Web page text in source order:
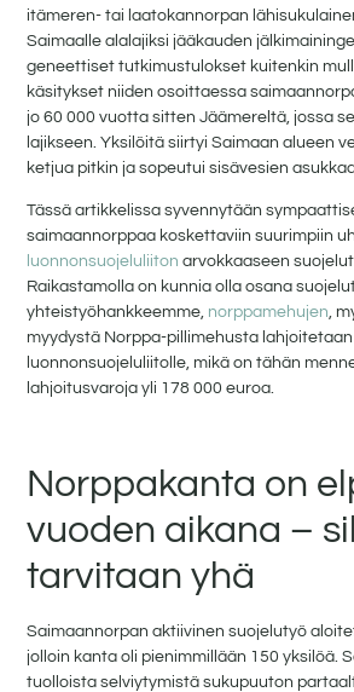
itämeren- tai laatokannorpan
Saimaalle alalajiksi jääkauden
geneettiset tutkimustulokset kuitenkin
käsitykset niiden osoittaessa
jo 60 000 vuotta sitten Jäämereltä, jossa
lajikseen. Yksilöitä siirtyi Saimaan alueen
ketjua pitkin ja sopeutui sisävesien
Tässä artikkelissa syvennytään
saimaannorppaa koskettaviin suurimpiin
luonnonsuojeluliiton arvokkaaseen
Raikastamolla on kunnia olla osana
yhteistyöhankkeemme, norppamehujen,
myydystä Norppa-pillimehusta
luonnonsuojeluliitolle, mikä on tähän
lahjoitusvaroja yli 178 000 euroa.
Norppakanta on
vuoden aikana –
tarvitaan yhä
Saimaannorpan aktiivinen suojelutyö
jolloin kanta oli pienimmillään 150 yksilöä.
tuolloista selviytymistä sukupuuton